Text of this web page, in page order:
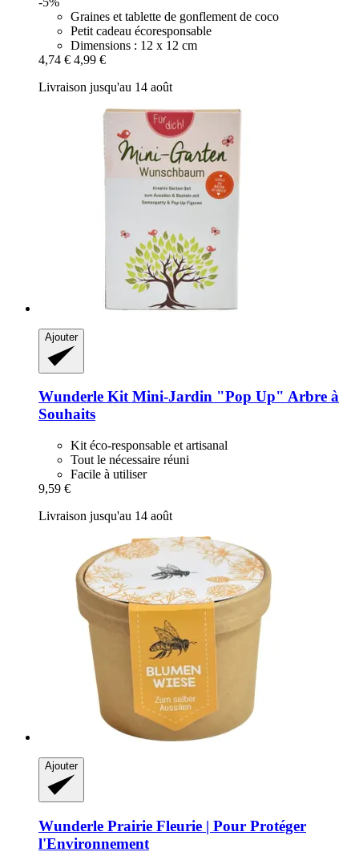
Graines et tablette de gonflement de coco
Petit cadeau écoresponsable
Dimensions : 12 x 12 cm
4,74 € 4,99 €
Livraison jusqu'au 14 août
Ajouter
Wunderle Kit Mini-​Jardin "Pop Up" Arbre à
Souhaits
Kit éco-responsable et artisanal
Tout le nécessaire réuni
Facile à utiliser
9,59 €
Livraison jusqu'au 14 août
Ajouter
Wunderle Prairie Fleurie | Pour Protéger
l'Environnement